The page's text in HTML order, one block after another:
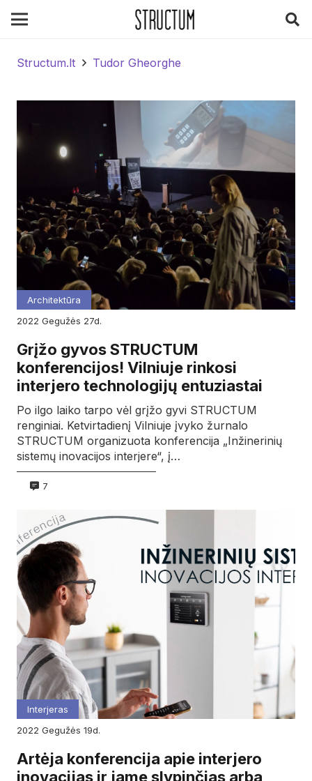
Structum.lt Tudor Gheorghe
Architektūra
2022
gegužės 27d.
Grįžo gyvos STRUCTUM
konferencijos! Vilniuje rinkosi
interjero technologijų entuziastai
Po ilgo laiko tarpo vėl grįžo gyvi STRUCTUM
renginiai. Ketvirtadienį Vilniuje įvyko žurnalo
STRUCTUM organizuota konferencija „Inžinerinių
sistemų inovacijos interjere“, į…
7
Interjeras
2022
gegužės 19d.
Artėja konferencija apie interjero
inovacijas ir jame slypinčias arba